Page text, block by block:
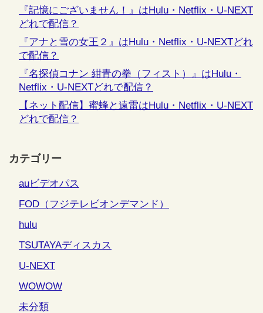
『記憶にございません！』はHulu・Netflix・U-NEXT
どれで配信？
『アナと雪の女王２』はHulu・Netflix・U-NEXTどれ
で配信？
『名探偵コナン 紺青の拳（フィスト）』はHulu・
Netflix・U-NEXTどれで配信？
【ネット配信】蜜蜂と遠雷はHulu・Netflix・U-NEXT
どれで配信？
カテゴリー
auビデオパス
FOD（フジテレビオンデマンド）
hulu
TSUTAYAディスカス
U-NEXT
WOWOW
未分類